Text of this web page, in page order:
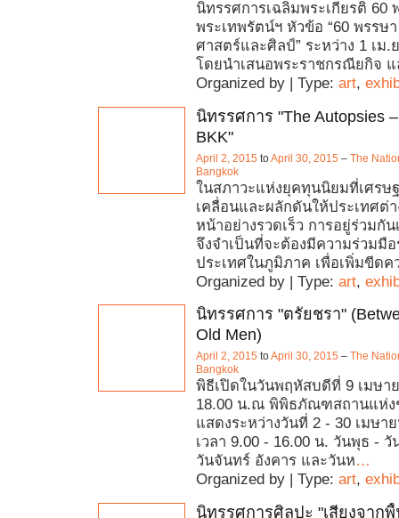
นิทรรศการเฉลิมพระเกียรติ 60
พระเทพรัตน์ฯ หัวข้อ “60 พรรษ
ศาสตร์และศิลป์” ระหว่าง 1 เม.
โดยนำเสนอพระราชกรณียกิจ
Organized by | Type: art,
นิทรรศการ "The Autopsies
BKK"
April 2, 2015 toApril 30, 2015 – The
Bangkok
ในสภาวะแห่งยุคทุนนิยมที่เศรษ
เคลื่อนและผลักดันให้ประเทศต่
หน้าอย่างรวดเร็ว การอยู่ร่วมกั
จึงจำเป็นที่จะต้องมีความร่วมมือ
ประเทศในภูมิภาค เพื่อเพิ่มขีดค
Organized by | Type: art,
นิทรรศการ "ตรัยชรา"
Old Men)
April 2, 2015 toApril 30, 2015 – The
Bangkok
พิธีเปิดในวันพฤหัสบดีที่ 9 เมษา
18.00 น.ณ พิพิธภัณฑสถานแห่
แสดงระหว่างวันที่ 2 - 30 เมษา
เวลา 9.00 - 16.00 น. วันพุธ -
วันจันทร์ อังคาร และวันห…
Organized by | Type: art,
นิทรรศการศิลปะ "เสียงจาก